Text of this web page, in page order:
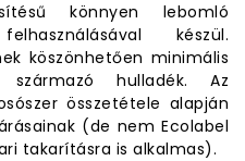
könnyen lebomló
készül.
köszönhetően minimális
származó hulladék. Az
összetétele alapján
(de nem Ecolabel
takarításra is alkalmas).